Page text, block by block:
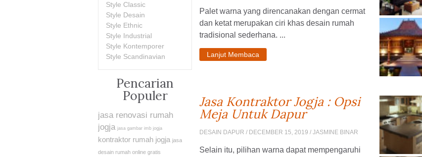
Palet warna yang direncanakan dengan cermat
dan ketat merupakan ciri khas desain rumah
tradisional sederhana. ...
Lanjut Membaca
Jasa Kontraktor Jogja : Opsi
Meja Untuk Dapur
DESAIN DAPUR / DECEMBER 15, 2019 / JASMINE BINAR
Selain itu, pilihan warna dapat mempengaruhi
Style Classic
Style Desain
Style Ethnic
Style Industrial
Style Kontemporer
Style Scandinavian
Pencarian
Populer
jasa renovasi rumah
jogja jasa gambar imb jogja
kontraktor rumah jogja jasa
desain rumah online gratis